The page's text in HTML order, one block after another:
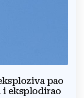
pao
i eksplodirao